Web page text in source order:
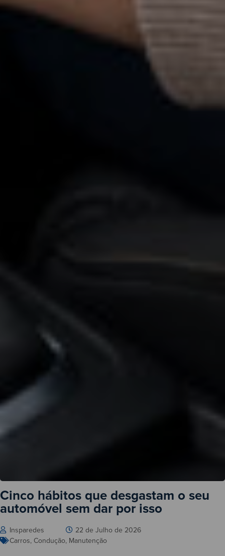
Cinco hábitos que desgastam o seu
automóvel sem dar por isso
Insparedes
22 de Julho de 2026
Carros, Condução, Manutenção